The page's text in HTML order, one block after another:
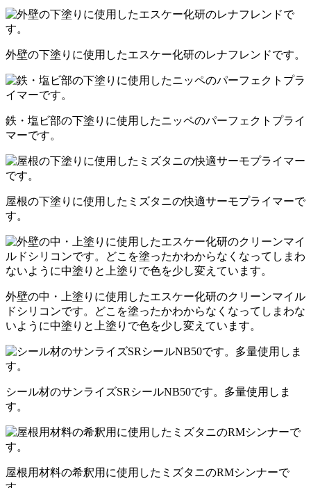
外壁の下塗りに使用したエスケー化研のレナフレンドです。
鉄・塩ビ部の下塗りに使用したニッペのパーフェクトプライ
マーです。
屋根の下塗りに使用したミズタニの快適サーモプライマーで
す。
外壁の中・上塗りに使用したエスケー化研のクリーンマイル
ドシリコンです。どこを塗ったかわからなくなってしまわな
いように中塗りと上塗りで色を少し変えています。
シール材のサンライズSRシールNB50です。多量使用しま
す。
屋根用材料の希釈用に使用したミズタニのRMシンナーで